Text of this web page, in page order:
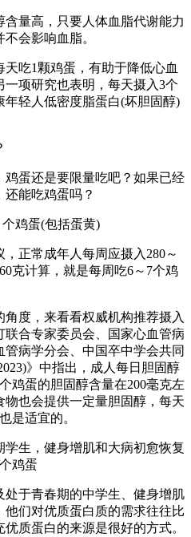
量高，只要人体血脂代谢能力
会影响血脂。
吃1颗鸡蛋，有助于降低心血
项研究也表明，每天摄入3个
轻人低密度脂蛋白(坏胆固醇)
蛋还是要限量吃吧？如果已经
能吃鸡蛋吗？
鸡蛋(包括蛋黄)
正常成年人每周应摄入280～
克计算，就是每周吃6～7个鸡
度，来看看权威机构推荐摄入
合专家委员会、国家心血管病
病学分会、中国卒中学会共同
》中指出，成人每日胆固醇
鸡蛋的胆固醇含量在200毫克左
也会提供一定量胆固醇，每天
是适宜的。
生，健身增肌和大病初愈恢复
鸡蛋
于青春期的中学生、健身增肌
们对优质蛋白质的需求往往比
质蛋白的来源是很好的方式。